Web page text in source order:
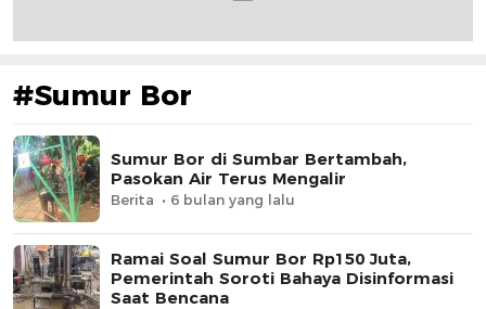
#Sumur Bor
Sumur Bor di Sumbar Bertambah,
Pasokan Air Terus Mengalir
Berita 6 bulan yang lalu
Ramai Soal Sumur Bor Rp150 Juta,
Pemerintah Soroti Bahaya Disinformasi
Saat Bencana